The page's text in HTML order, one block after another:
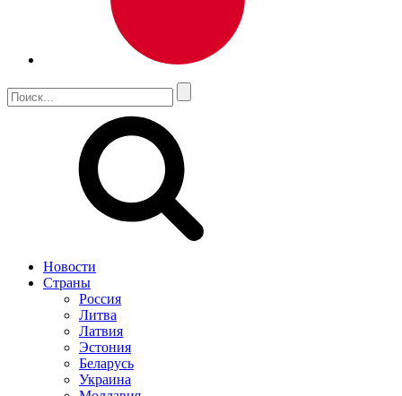
Новости
Страны
Россия
Литва
Латвия
Эстония
Беларусь
Украина